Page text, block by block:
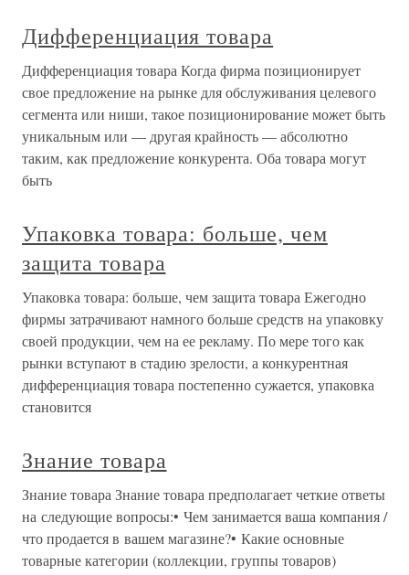
Дифференциация товара
Дифференциация товара Когда фирма позиционирует
свое предложение на рынке для обслуживания целевого
сегмента или ниши, такое позиционирование может быть
уникальным или — другая крайность — абсолютно
таким, как предложение конкурента. Оба товара могут
быть
Упаковка товара: больше, чем
защита товара
Упаковка товара: больше, чем защита товара Ежегодно
фирмы затрачивают намного больше средств на упаковку
своей продукции, чем на ее рекламу. По мере того как
рынки вступают в стадию зрелости, а конкурентная
дифференциация товара постепенно сужается, упаковка
становится
Знание товара
Знание товара Знание товара предполагает четкие ответы
на следующие вопросы:• Чем занимается ваша компания /
что продается в вашем магазине?• Какие основные
товарные категории (коллекции, группы товаров)